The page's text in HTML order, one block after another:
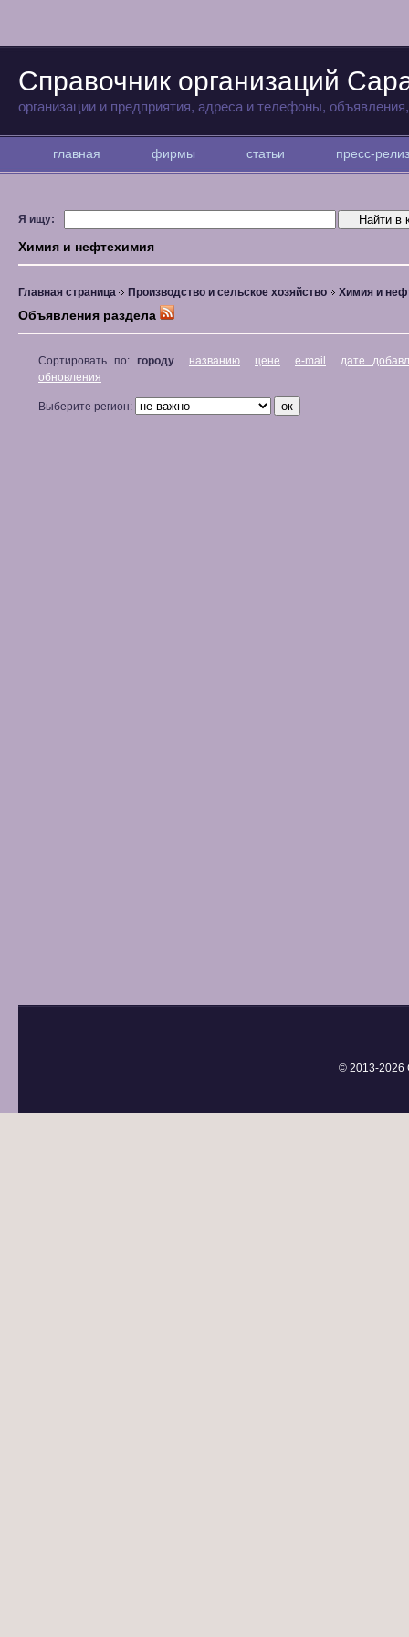
Справочник организаций
организации и предприятия, адреса и телефоны,
главная фирмы статьи пресс-
Я ищу:
Химия и нефтехимия
Главная страница Производство и сельское хозяйство Химия и
Объявления раздела
Сортировать по: городу названию цене e-mail
дате
обновления
Выберите регион:
© 2013-2026